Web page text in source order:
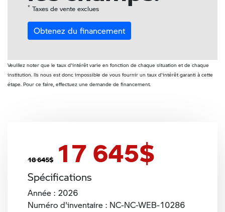
* Taxes de vente exclues
Obtenez du financement
Veuillez noter que le taux d'intérêt varie en fonction de chaque situation et de chaque
institution. Ils nous est donc impossible de vous fournir un taux d'intérêt garanti à cette
étape. Pour ce faire, effectuez une demande de financement.
18 645$ 17 645$
Spécifications
Année : 2026
Numéro d'inventaire : NC-NC-WEB-10286